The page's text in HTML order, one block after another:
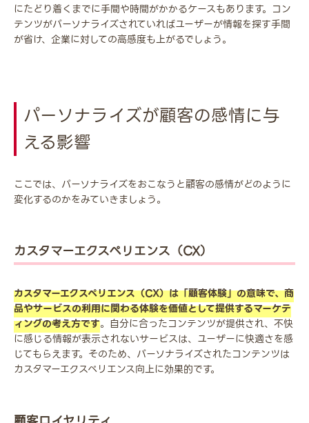
にたどり着くまでに手間や時間がかかるケースもあります。コン
テンツがパーソナライズされていればユーザーが情報を探す手間
が省け、企業に対しての高感度も上がるでしょう。
パーソナライズが顧客の感情に与
える影響
ここでは、パーソナライズをおこなうと顧客の感情がどのように
変化するのかをみていきましょう。
カスタマーエクスペリエンス（CX）
カスタマーエクスペリエンス（CX）は「顧客体験」の意味で、商
品やサービスの利用に関わる体験を価値として提供するマーケテ
ィングの考え方です。自分に合ったコンテンツが提供され、不快
に感じる情報が表示されないサービスは、ユーザーに快適さを感
じてもらえます。そのため、パーソナライズされたコンテンツは
カスタマーエクスペリエンス向上に効果的です。